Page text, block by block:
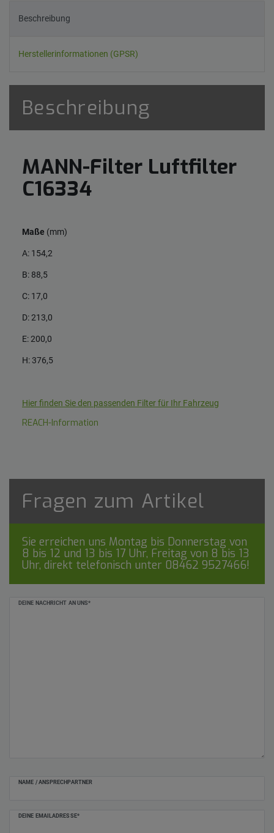
Beschreibung
Herstellerinformationen (GPSR)
Beschreibung
MANN-Filter Luftfilter
C16334
Maße (mm)
A: 154,2
B: 88,5
C: 17,0
D: 213,0
E: 200,0
H: 376,5
Hier finden Sie den passenden Filter für Ihr Fahrzeug
REACH-Information
Fragen zum Artikel
Sie erreichen uns Montag bis Donnerstag von
8 bis 12 und 13 bis 17 Uhr, Freitag von 8 bis 13
Uhr, direkt telefonisch unter 08462 9527466!
DEINE NACHRICHT AN UNS*
NAME / ANSPRECHPARTNER
DEINE EMAILADRESSE*
Ceres::Template.mailFormHoneypotLabel